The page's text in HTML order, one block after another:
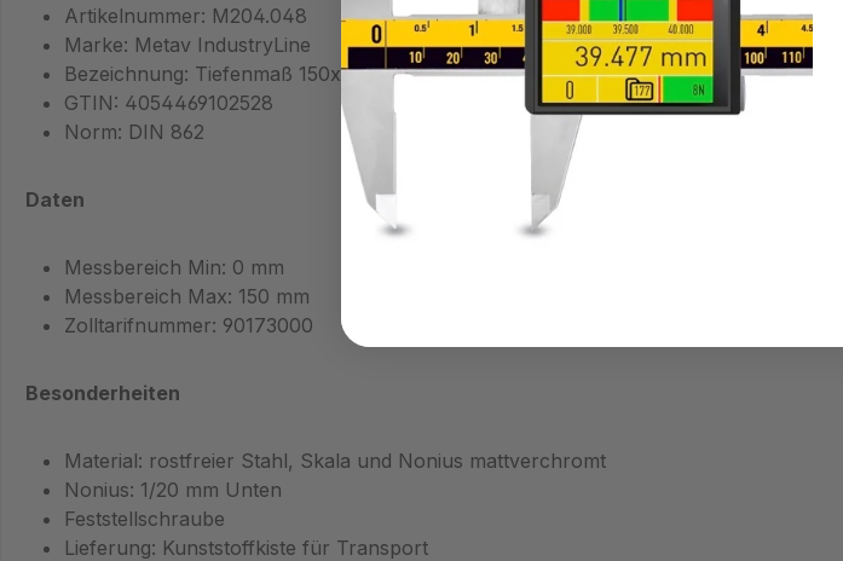
Artikelnummer: M204.048
Marke: Metav IndustryLine
Bezeichnung: Tiefenmaß 150x100mm 0,05mm rostfrei, DIN 862
GTIN: 4054469102528
Norm: DIN 862
Daten
Messbereich Min: 0 mm
Messbereich Max: 150 mm
Zolltarifnummer: 90173000
Besonderheiten
Material: rostfreier Stahl, Skala und Nonius mattverchromt
Nonius: 1/20 mm Unten
Feststellschraube
Lieferung: Kunststoffkiste für Transport